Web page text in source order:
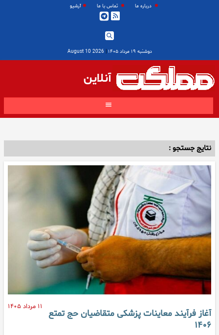
درباره ما تماس با ما آرشیو
دوشنبه ۱۹ مرداد ۱۴۰۵ |
2026 August 10
آنلاین
نتایج جستجو :
۱۱ مرداد ۱۴۰۵
آغاز فرآیند معاینات پزشکی متقاضیان حج تمتع
۱۴۰۶